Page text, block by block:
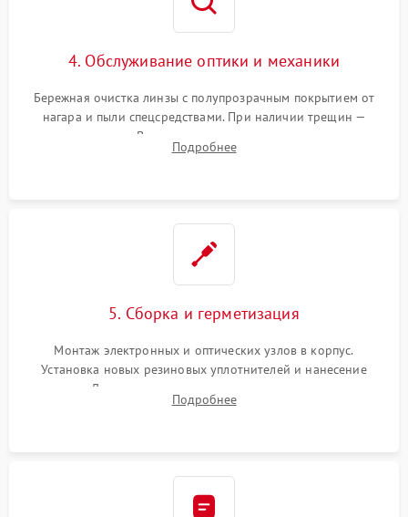
4. Обслуживание оптики и механики
Бережная очистка линзы с полупрозрачным покрытием от
нагара и пыли спецсредствами. При наличии трещин —
замена стекла. Восстановление или замена пружин и
резьбовых элементов в механизме ввода поправок для
Подробнее
5. Сборка и герметизация
Монтаж электронных и оптических узлов в корпус.
Установка новых резиновых уплотнителей и нанесение
герметика. Для закрытых коллиматоров — вакуумирование и
заполнение инертным газом для исключения запотевания
Подробнее